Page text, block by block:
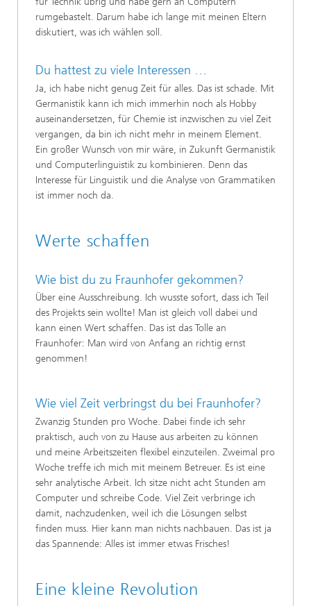
rumgebastelt. Darum habe ich lange mit meinen Eltern
diskutiert, was ich wählen soll.
Du hattest zu viele Interessen …
Ja, ich habe nicht genug Zeit für alles. Das ist schade. Mit
Germanistik kann ich mich immerhin noch als Hobby
auseinandersetzen, für Chemie ist inzwischen zu viel Zeit
vergangen, da bin ich nicht mehr in meinem Element.
Ein großer Wunsch von mir wäre, in Zukunft Germanistik
und Computerlinguistik zu kombinieren. Denn das
Interesse für Linguistik und die Analyse von Grammatiken
ist immer noch da.
Werte schaffen
Wie bist du zu Fraunhofer gekommen?
Über eine Ausschreibung. Ich wusste sofort, dass ich Teil
des Projekts sein wollte! Man ist gleich voll dabei und
kann einen Wert schaffen. Das ist das Tolle an
Fraunhofer: Man wird von Anfang an richtig ernst
genommen!
Wie viel Zeit verbringst du bei Fraunhofer?
Zwanzig Stunden pro Woche. Dabei finde ich sehr
praktisch, auch von zu Hause aus arbeiten zu können
und meine Arbeitszeiten flexibel einzuteilen. Zweimal pro
Woche treffe ich mich mit meinem Betreuer. Es ist eine
sehr analytische Arbeit. Ich sitze nicht acht Stunden am
Computer und schreibe Code. Viel Zeit verbringe ich
damit, nachzudenken, weil ich die Lösungen selbst
finden muss. Hier kann man nichts nachbauen. Das ist ja
das Spannende: Alles ist immer etwas Frisches!
Eine kleine Revolution